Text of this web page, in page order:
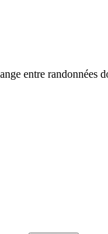
entre randonnées